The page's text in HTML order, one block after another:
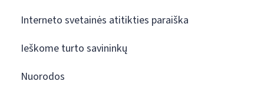
Interneto svetainės atitikties paraiška
Ieškome turto savininkų
Nuorodos